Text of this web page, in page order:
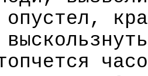
опустел,